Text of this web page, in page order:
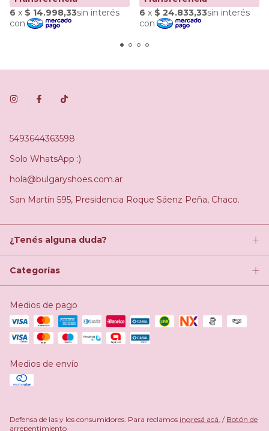
5493644363598
Solo WhatsApp :)
hola@bulgaryshoes.com.ar
San Martín 595, Presidencia Roque Sáenz Peña, Chaco.
¿Tenés alguna duda?
Categorías
Medios de pago
Medios de envío
Defensa de las y los consumidores. Para reclamos ingresá acá. / Botón de
arrepentimiento